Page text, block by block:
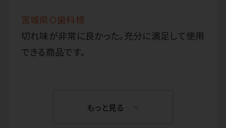
宮城県Ｏ歯科様
切れ味が非常に良かった。充分に満足して使用
できる商品です。
もっと見る